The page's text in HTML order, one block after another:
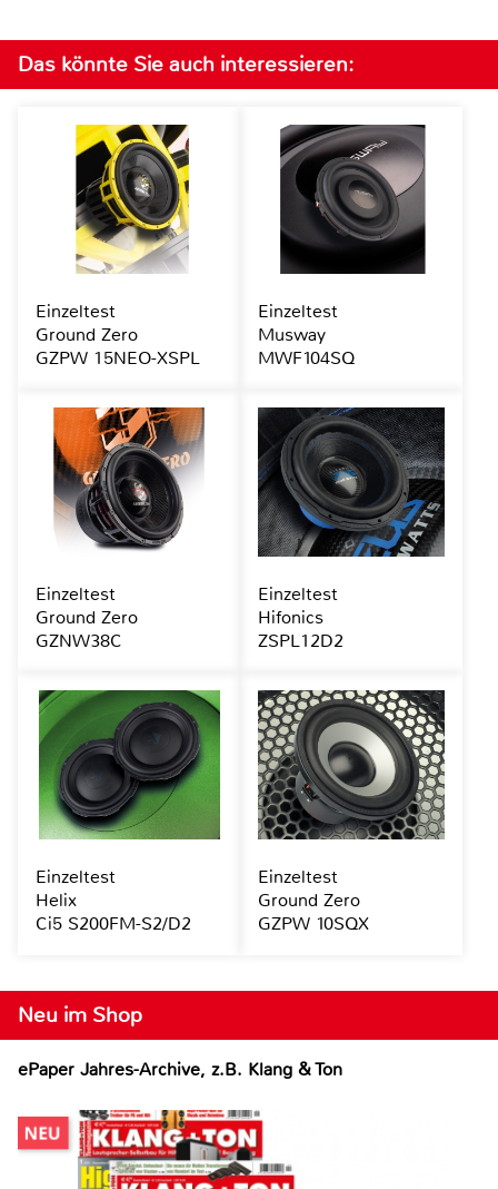
Neu im Shop
ePaper Jahres-Archive, z.B. Klang & Ton
Das könnte Sie auch interessieren:
Einzeltest
Ground Zero
GZPW 15NEO-XSPL
Einzeltest
Musway
MWF104SQ
Einzeltest
Ground Zero
GZNW38C
Einzeltest
Hifonics
ZSPL12D2
Einzeltest
Helix
Ci5 S200FM-S2/D2
Einzeltest
Ground Zero
GZPW 10SQX